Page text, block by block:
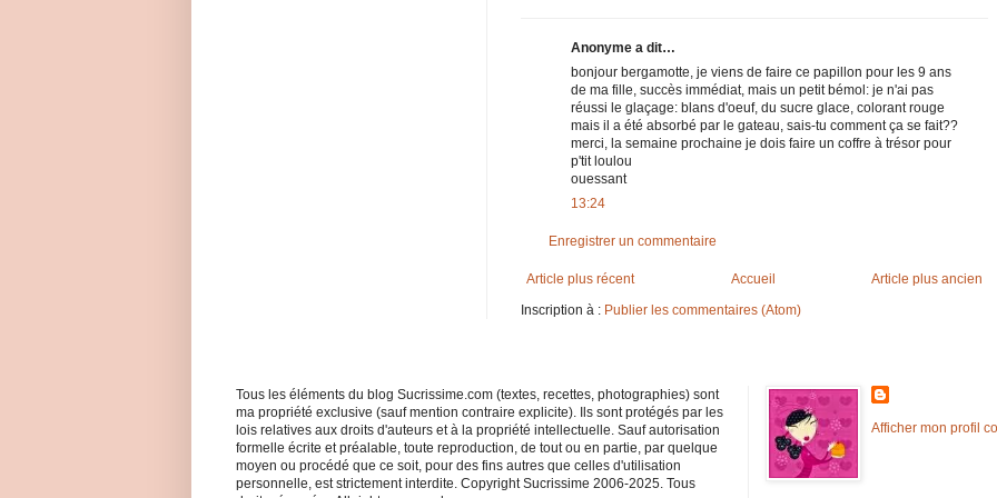
Anonyme a dit…
bonjour bergamotte, je viens de faire ce papillon pour les 9 ans
de ma fille, succès immédiat, mais un petit bémol: je n'ai pas
réussi le glaçage: blans d'oeuf, du sucre glace, colorant rouge
mais il a été absorbé par le gateau, sais-tu comment ça se fait??
merci, la semaine prochaine je dois faire un coffre à trésor pour
p'tit loulou
ouessant
13:24
Enregistrer un commentaire
Article plus récent Article plus ancien
Accueil
Inscription à : Publier les commentaires (Atom)
Tous les éléments du blog Sucrissime.com (textes, recettes, photographies) sont
ma propriété exclusive (sauf mention contraire explicite). Ils sont protégés par les
lois relatives aux droits d'auteurs et à la propriété intellectuelle. Sauf autorisation
formelle écrite et préalable, toute reproduction, de tout ou en partie, par quelque
moyen ou procédé que ce soit, pour des fins autres que celles d'utilisation
personnelle, est strictement interdite. Copyright Sucrissime 2006-2025. Tous
Afficher mon profil